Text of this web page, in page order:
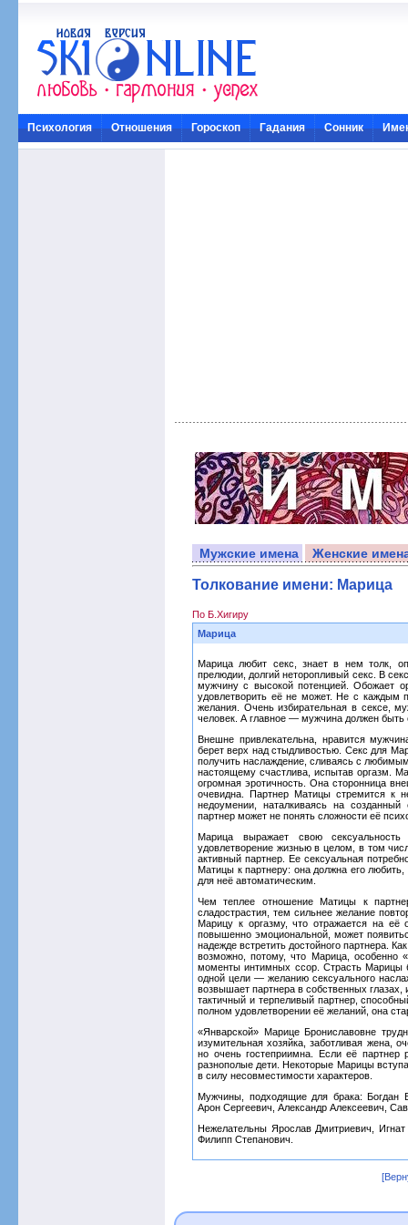
Психология Отношения Гороскоп Гадания Сонник
Мужские имена Женские
Толкование имени: Марица
По Б.Хигиру
Марица
Марица любит секс, знает в нем толк,
прелюдии, долгий неторопливый секс. В
мужчину с высокой потенцией. Обожает
удовлетворить её не может. Не с каждым
желания. Очень избирательная в сексе,
человек. А главное — мужчина должен быть
Внешне привлекательна, нравится
берет верх над стыдливостью. Секс для
получить наслаждение, сливаясь с
настоящему счастлива, испытав оргазм.
огромная эротичность. Она сторонница
очевидна. Партнер Матицы стремится к
недоумении, наталкиваясь на
партнер может не понять сложности её
Марица выражает свою
удовлетворение жизнью в целом, в том
активный партнер. Ее сексуальная
Матицы к партнеру: она должна его
для неё автоматическим.
Чем теплее отношение Матицы к
сладострастия, тем сильнее желание
Марицу к оргазму, что отражается на её
повышенно эмоциональной, может
надежде встретить достойного партнера.
возможно, потому, что Марица, особенно
моменты интимных ссор. Страсть Марицы
одной цели — желанию сексуального
возвышает партнера в собственных
тактичный и терпеливый партнер,
полном удовлетворении её желаний, она
«Январской» Марице Брониславовне
изумительная хозяйка, заботливая жена,
но очень гостеприимна. Если её
разнополые дети. Некоторые Марицы
в силу несовместимости характеров.
Мужчины, подходящие для брака: Богдан
Арон Сергеевич, Александр Алексеевич,
Нежелательны Ярослав Дмитриевич,
Филипп Степанович.